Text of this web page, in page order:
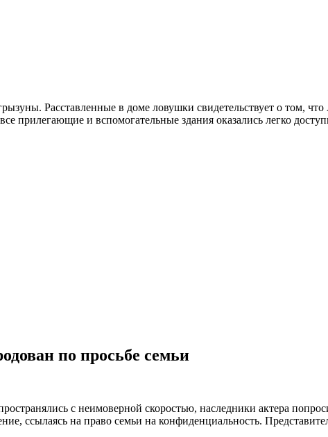
Расставленные в доме ловушки свидетельствует о том, что
прилегающие и вспомогательные здания оказались легко
по просьбе семьи
с неимоверной скоростью, наследники актера
ссылаясь на право семьи на конфиденциальность.